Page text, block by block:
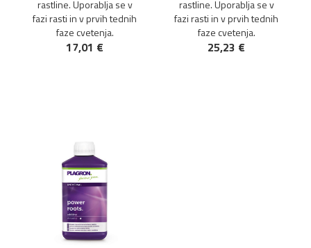
rastline. Uporablja se v
fazi rasti in v prvih tednih
faze cvetenja.
17,01 €
rastline. Uporablja se v
fazi rasti in v prvih tednih
faze cvetenja.
25,23 €